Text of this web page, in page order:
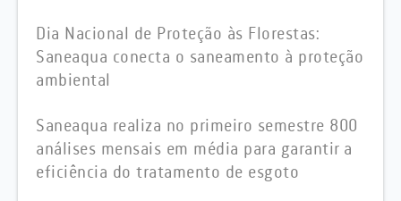
Dia Nacional de Proteção às Florestas:
Saneaqua conecta o saneamento à proteção
ambiental
Saneaqua realiza no primeiro semestre 800
análises mensais em média para garantir a
eficiência do tratamento de esgoto